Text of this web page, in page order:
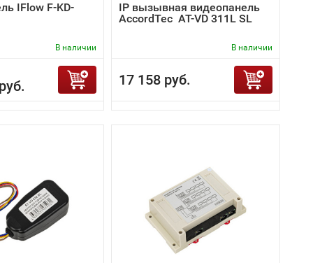
IFlow F-KD-
В наличии
IP вызывная видеопанель
AccordTec AT-VD 311L SL
В наличии
17 158 руб.